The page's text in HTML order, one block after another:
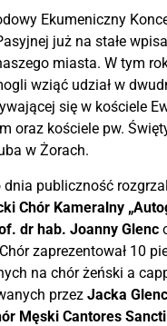
Ekumeniczny
już na stałe
miasta. W tym
wziąć udział w
się w kościele
oraz kościele pw.
w Żorach.
dnia publiczność
Chór Kameralny
dr hab. Joanny Glenc
Chór zaprezentował 10
na chór żeński a
przez Jacka
Męski Cantores